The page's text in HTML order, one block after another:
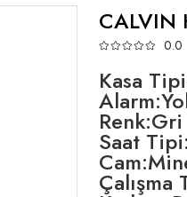
CALVIN
0.0
Kasa
Renk:Gri
Saat